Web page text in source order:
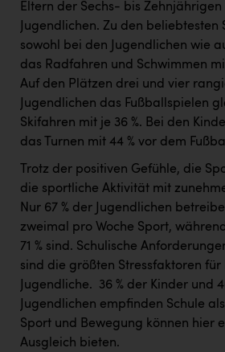
Schwingshandl - automation
Seher + Partner
Smurfit Westrock Nettingsdorf
TCL
TGW Logistics
VERITAS
Vier Diamanten
Vorlagenportal
Wir besiegen Krebs
Wirtschaftskammer OÖ
ZGONC
Eltern der Sechs- bis Zehnjährigen
Jugendlichen. Zu den
sowohl bei den Jugendlichen wie
das Radfahren und Schwimmen
Auf den Plätzen drei und vier
Jugendlichen das Fußballspielen
Skifahren mit je 36 %. Bei den
das Turnen mit 44 % vor dem
Trotz der positiven Gefühle, die
die sportliche Aktivität mit
Nur 67 % der Jugendlichen
zweimal pro Woche Sport,
71 % sind. Schulische
sind die größten Stressfaktoren für
Jugendliche. ​ 36 % der Kinder und
Jugendlichen empfinden Schule
Sport und Bewegung können hier
Ausgleich bieten. ​